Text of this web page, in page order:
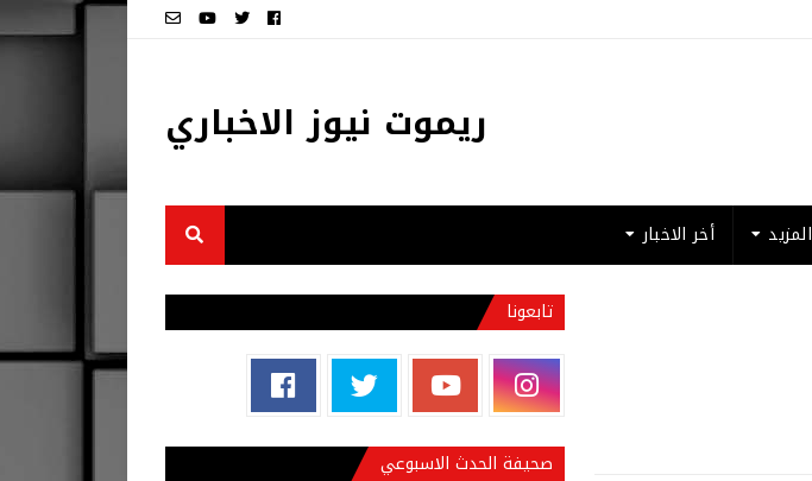
ريموت نيوز الاخباري
المزيد أخر الاخبار
تابعونا
صحيفة الحدث الاسبوعي